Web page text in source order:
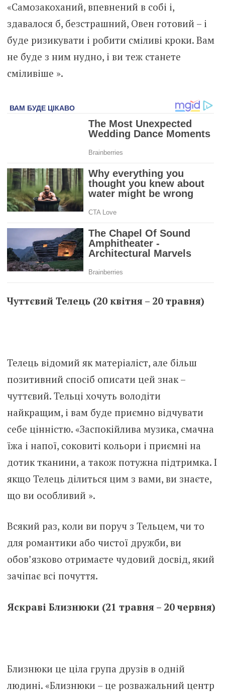
«Самозакоханий, впевнений в собі і,
здавалося б, безстрашний, Овен готовий – і
буде ризикувати і робити сміливі кроки. Вам
не буде з ним нудно, і ви теж станете
сміливіше ».
Чуттєвий Телець (20 квітня – 20 травня)
Телець відомий як матеріаліст, але більш
позитивний спосіб описати цей знак –
чуттєвий. Тельці хочуть володіти
найкращим, і вам буде приємно відчувати
себе цінністю. «Заспокійлива музика, смачна
їжа і напої, соковиті кольори і приємні на
дотик тканини, а також потужна підтримка. І
якщо Телець ділиться цим з вами, ви знаєте,
що ви особливий ».
Всякий раз, коли ви поруч з Тельцем, чи то
для романтики або чистої дружби, ви
обов’язково отримаєте чудовий досвід, який
зачіпає всі почуття.
Яскраві Близнюки (21 травня – 20 червня)
Близнюки це ціла група друзів в одній
людині. «Близнюки – це розважальний центр